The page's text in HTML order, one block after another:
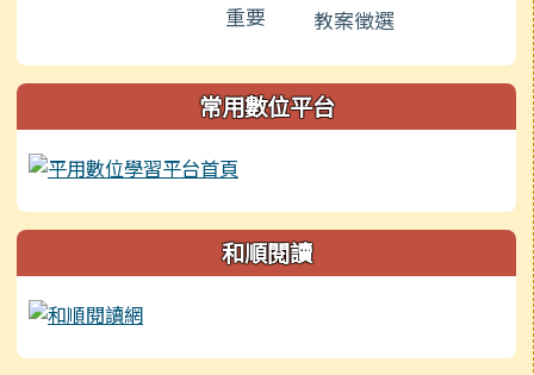
重要
教案徵選
常用數位平台
和順閱讀